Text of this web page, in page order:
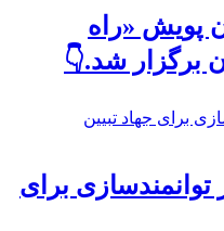
پویش «راه
شد.👇
برای